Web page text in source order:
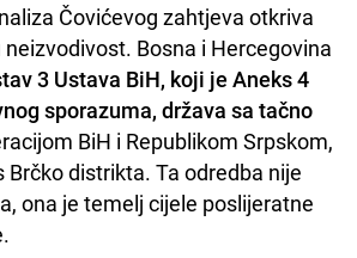
Čovićevog zahtjeva otkriva
Bosna i Hercegovina
3 Ustava BiH, koji je Aneks 4
sporazuma, država sa tačno
BiH i Republikom Srpskom,
distrikta. Ta odredba nije
ona je temelj cijele poslijeratne